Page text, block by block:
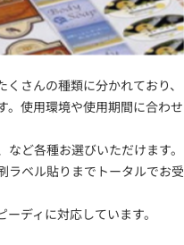
さんの種類に分かれており、
。使用環境や使用期間に合わせ
ど各種お選びいただけます。
ラベル貼りまでトータルでお受
ディに対応しています。